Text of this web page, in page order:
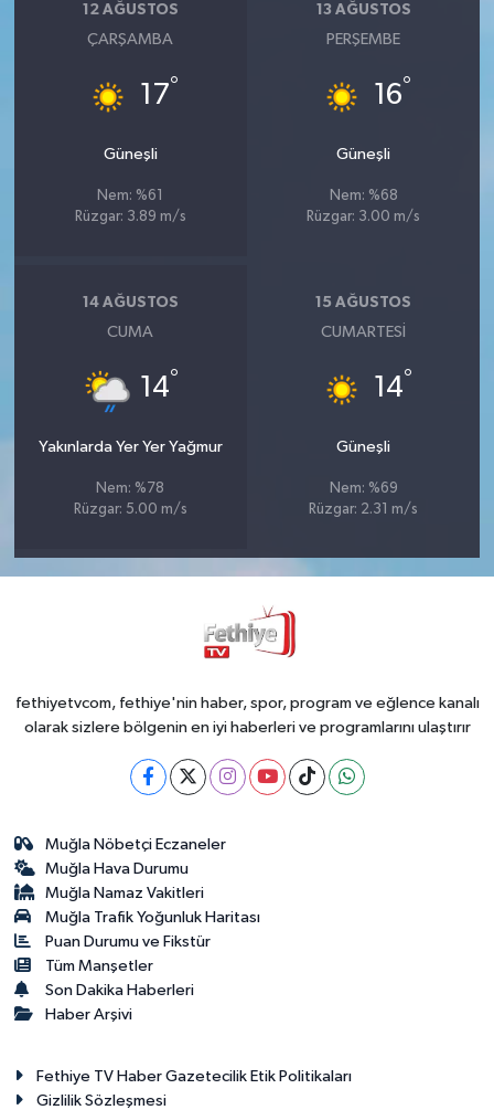
12 AĞUSTOS
ÇARŞAMBA
17°
Güneşli
Nem: %61
Rüzgar: 3.89 m/s
13 AĞUSTOS
PERŞEMBE
16°
Güneşli
Nem: %68
Rüzgar: 3.00 m/s
14 AĞUSTOS
CUMA
14°
Yakınlarda Yer Yer Yağmur
Nem: %78
Rüzgar: 5.00 m/s
15 AĞUSTOS
CUMARTESI
14°
Güneşli
Nem: %69
Rüzgar: 2.31 m/s
fethiyetvcom, fethiye'nin haber, spor, program ve eğlence kanalı
olarak sizlere bölgenin en iyi haberleri ve programlarını ulaştırır
Muğla Nöbetçi Eczaneler
Muğla Hava Durumu
Muğla Namaz Vakitleri
Muğla Trafik Yoğunluk Haritası
Puan Durumu ve Fikstür
Tüm Manşetler
Son Dakika Haberleri
Haber Arşivi
Fethiye TV Haber Gazetecilik Etik Politikaları
Gizlilik Sözleşmesi